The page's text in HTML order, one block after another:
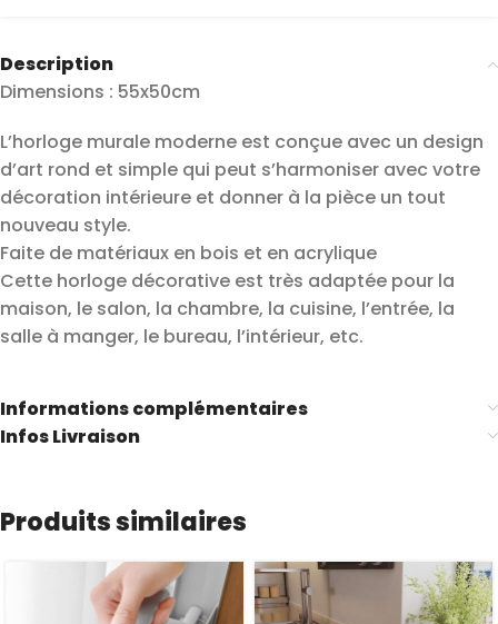
Description
Dimensions : 55x50cm
L’horloge murale moderne est conçue avec un design
d’art rond et simple qui peut s’harmoniser avec votre
décoration intérieure et donner à la pièce un tout
nouveau style.
Faite de matériaux en bois et en acrylique
Cette horloge décorative est très adaptée pour la
maison, le salon, la chambre, la cuisine, l’entrée, la
salle à manger, le bureau, l’intérieur, etc.
Informations complémentaires
Infos Livraison
Produits similaires